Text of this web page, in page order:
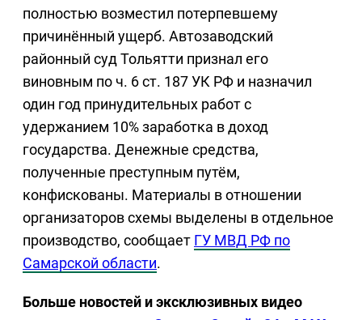
полностью возместил потерпевшему
причинённый ущерб. Автозаводский
районный суд Тольятти признал его
виновным по ч. 6 ст. 187 УК РФ и назначил
один год принудительных работ с
удержанием 10% заработка в доход
государства. Денежные средства,
полученные преступным путём,
конфискованы. Материалы в отношении
организаторов схемы выделены в отдельное
производство, сообщает ГУ МВД РФ по
Самарской области.
Больше новостей и эксклюзивных видео